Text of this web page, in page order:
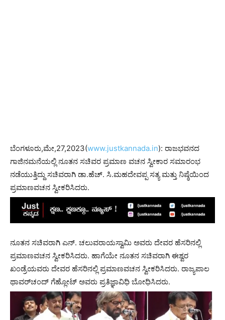
ಬೆಂಗಳೂರು,ಮೇ,27,2023(www.justkannada.in): ರಾಜಭವನದ
ಗಾಜಿನಮನೆಯಲ್ಲಿ ನೂತನ ಸಚಿವರ ಪ್ರಮಾಣ ವಚನ ಸ್ವೀಕಾರ ಸಮಾರಂಭ
ನಡೆಯುತ್ತಿದ್ದು ಸಚಿವರಾಗಿ ಡಾ.ಹೆಚ್​. ಸಿ.ಮಹದೇವಪ್ಪ ಸತ್ಯ ಮತ್ತು ನಿಷ್ಠೆಯಿಂದ ​​
ಪ್ರಮಾಣವಚನ ಸ್ವೀಕರಿಸಿದರು.
ನೂತನ ಸಚಿವರಾಗಿ ಎನ್​​. ಚಲುವರಾಯಸ್ವಾಮಿ ಅವರು ದೇವರ ಹೆಸರಿನಲ್ಲಿ
ಪ್ರಮಾಣವಚನ ಸ್ವೀಕರಿಸಿದರು. ಹಾಗೆಯೇ ನೂತನ ಸಚಿವರಾಗಿ ಈಶ್ವರ
ಖಂಡ್ರೆಯವರು ದೇವರ ಹೆಸರಿನಲ್ಲಿ ​​ಪ್ರಮಾಣವಚನ ಸ್ವೀಕರಿಸಿದರು. ರಾಜ್ಯಪಾಲ
ಥಾವರ್​ಚಂದ್​​ ಗೆಹ್ಲೋಟ್ ಅವರು ಪ್ರತಿಜ್ಞಾವಿಧಿ ಬೋಧಿಸಿದರು.